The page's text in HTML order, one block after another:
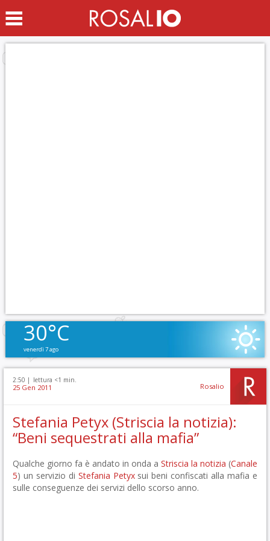
30°C
venerdì 7 ago
2:50 | lettura <1 min.
25 Gen 2011 Rosalio
Stefania Petyx (Striscia la notizia):
“Beni sequestrati alla mafia”
Qualche giorno fa è andato in onda a Striscia la notizia (Canale
5) un servizio di Stefania Petyxsui beni confiscati alla mafia e
sulle conseguenze dei servizi dello scorso anno.